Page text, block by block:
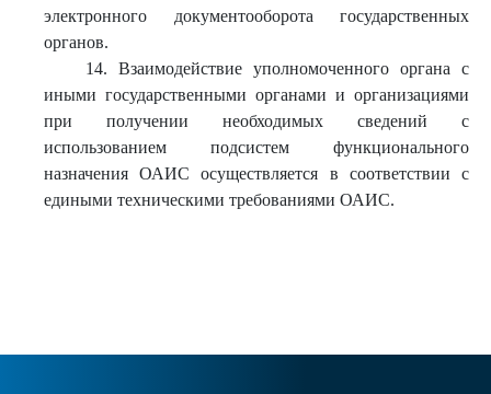
электронного документооборота государственных
органов.
14. Взаимодействие уполномоченного органа с
иными государственными органами и организациями
при получении необходимых сведений с
использованием подсистем функционального
назначения ОАИС осуществляется в соответствии с
едиными техническими требованиями ОАИС.